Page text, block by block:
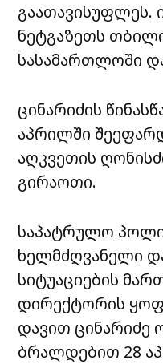
გაათავისუფლეს.
ნეტგაზეთს
სასამართლოში
ცინარიძის
აპრილში
აღკვეთის
გირაოთი.
საპატრულო
ხელმძღვანელი
სიტუაციების
დირექტორის
დავით ცინარიძე
ბრალდებით 28